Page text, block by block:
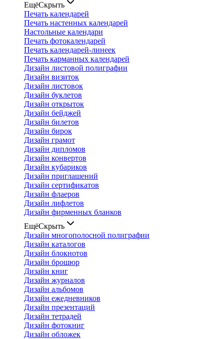
ЕщёСкрыть
Печать календарей
Печать настенных календарей
Настольные календари
Печать фотокалендарей
Печать календарей-линеек
Печать карманных календарей
Дизайн листовой полиграфии
Дизайн визиток
Дизайн листовок
Дизайн буклетов
Дизайн открыток
Дизайн бейджей
Дизайн билетов
Дизайн бирок
Дизайн грамот
Дизайн дипломов
Дизайн конвертов
Дизайн кубариков
Дизайн приглашений
Дизайн сертификатов
Дизайн флаеров
Дизайн лифлетов
Дизайн фирменных бланков
ЕщёСкрыть
Дизайн многополосной полиграфии
Дизайн каталогов
Дизайн блокнотов
Дизайн брошюр
Дизайн книг
Дизайн журналов
Дизайн альбомов
Дизайн ежедневников
Дизайн презентаций
Дизайн тетрадей
Дизайн фотокниг
Дизайн обложек